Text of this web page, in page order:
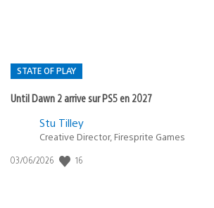
STATE OF PLAY
Until Dawn 2 arrive sur PS5 en 2027
Postée
:
Stu Tilley
Creative Director, Firesprite Games
Date
03/06/2026 16